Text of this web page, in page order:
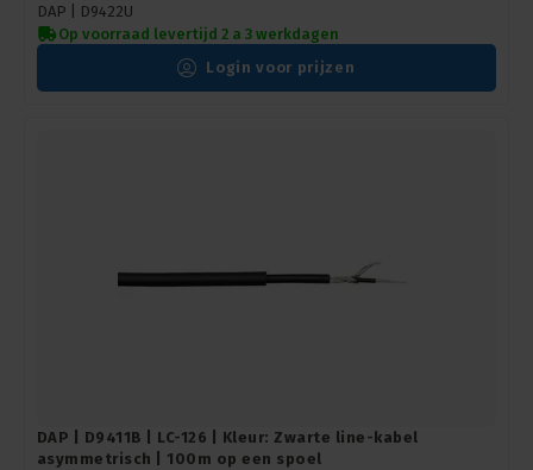
DAP |
D9422U
Op voorraad levertijd 2 a 3 werkdagen
Login voor prijzen
DAP | D9411B | LC-126 | Kleur: Zwarte line-kabel
asymmetrisch | 100m op een spoel